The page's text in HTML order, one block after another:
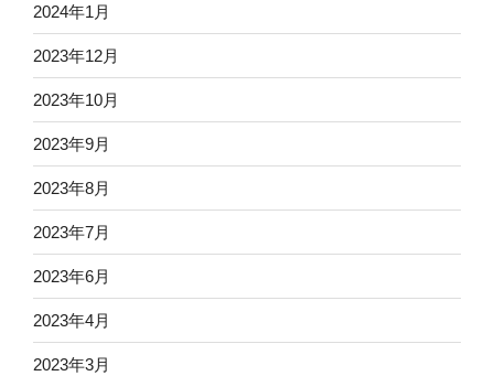
2024年1月
2023年12月
2023年10月
2023年9月
2023年8月
2023年7月
2023年6月
2023年4月
2023年3月